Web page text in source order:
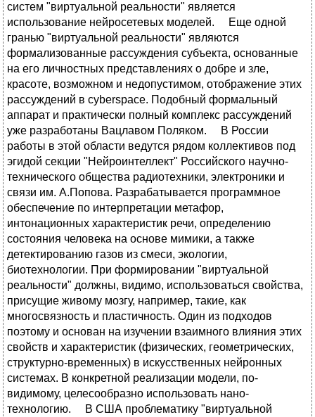
систем "виртуальной реальности" является
использование нейросетевых моделей. Еще одной
гранью "виртуальной реальности" являются
формализованные рассуждения субъекта, основанные
на его личностных представлениях о добре и зле,
красоте, возможном и недопустимом, отображение этих
рассуждений в cyberspace. Подобный формальный
аппарат и практически полный комплекс рассуждений
уже разработаны Вацлавом Поляком. В России
работы в этой области ведутся рядом коллективов под
эгидой секции "Нейроинтеллект" Российского научно-
технического общества радиотехники, электроники и
связи им. А.Попова. Разрабатывается программное
обеспечение по интерпретации метафор,
интонационных характеристик речи, определению
состояния человека на основе мимики, а также
детектированию газов из смеси, экологии,
биотехнологии. При формировании "виртуальной
реальности" должны, видимо, использоваться свойства,
присущие живому мозгу, например, такие, как
многосвязность и пластичность. Один из подходов
поэтому и основан на изучении взаимного влияния этих
свойств и характеристик (физических, геометрических,
структурно-временных) в искусственных нейронных
системах. В конкретной реализации модели, по-
видимому, целесообразно использовать нано-
технологию. В США проблематику "виртуальной